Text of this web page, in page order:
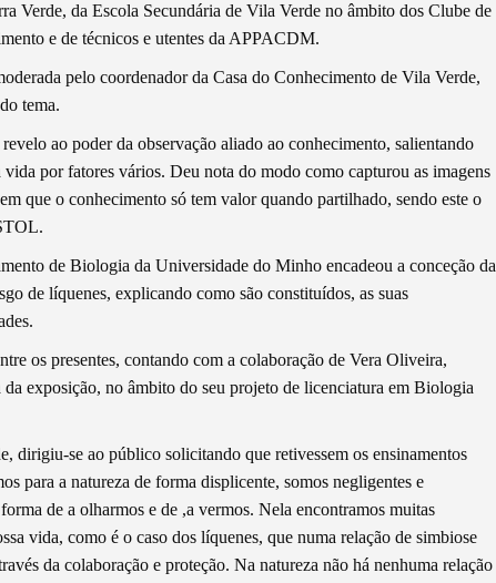
Verde, da Escola Secundária de Vila Verde no âmbito dos Clube de
e de técnicos e utentes da APPACDM.
pelo coordenador da Casa do Conhecimento de Vila Verde,
tema.
ao poder da observação aliado ao conhecimento, salientando
por fatores vários. Deu nota do modo como capturou as imagens
que o conhecimento só tem valor quando partilhado, sendo este o
de Biologia da Universidade do Minho encadeou a conceção da
de líquenes, explicando como são constituídos, as suas
os presentes, contando com a colaboração de Vera Oliveira,
exposição, no âmbito do seu projeto de licenciatura em Biologia
se ao público solicitando que retivessem os ensinamentos
para a natureza de forma displicente, somos negligentes e
de a olharmos e de ,a vermos. Nela encontramos muitas
vida, como é o caso dos líquenes, que numa relação de simbiose
da colaboração e proteção. Na natureza não há nenhuma relação